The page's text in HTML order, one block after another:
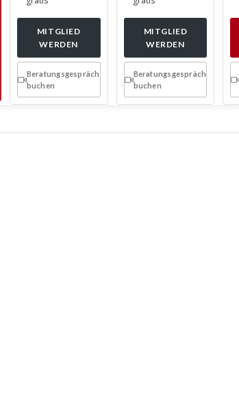
MITGLIED
WERDEN
Beratungsgespräch
buchen
MITGLIED
WERDEN
Beratungsgespräch
buchen